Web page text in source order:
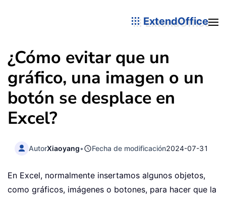
ExtendOffice
¿Cómo evitar que un
gráfico, una imagen o un
botón se desplace en
Excel?
AutorXiaoyang• Fecha de modificación2024-07-31
En Excel, normalmente insertamos algunos objetos,
como gráficos, imágenes o botones, para hacer que la